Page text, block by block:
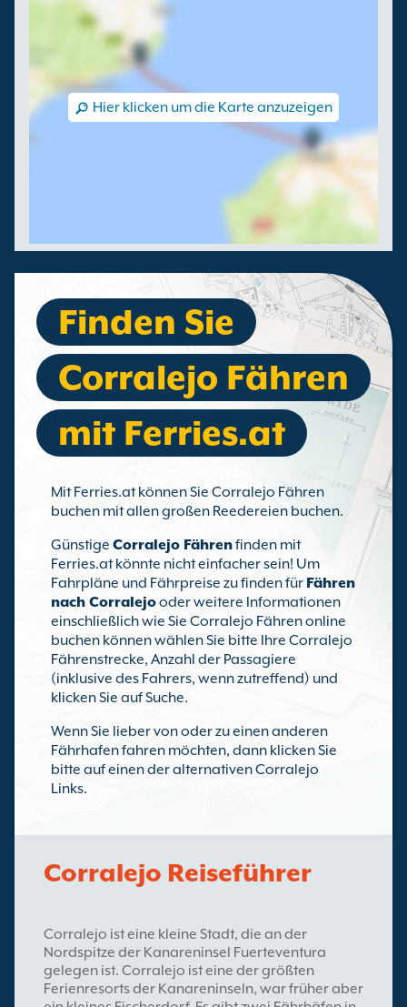
Hier klicken um die Karte anzuzeigen
Finden Sie
Corralejo Fähren
mit Ferries.at
Mit Ferries.at können Sie Corralejo Fähren
buchen mit allen großen Reedereien buchen.
Günstige Corralejo Fährenfinden mit
Ferries.at könnte nicht einfacher sein! Um
Fahrpläne und Fährpreise zu finden für Fähren
nach Corralejooder weitere Informationen
einschließlich wie Sie Corralejo Fähren online
buchen können wählen Sie bitte Ihre Corralejo
Fährenstrecke, Anzahl der Passagiere
(inklusive des Fahrers, wenn zutreffend) und
klicken Sie auf Suche.
Wenn Sie lieber von oder zu einen anderen
Fährhafen fahren möchten, dann klicken Sie
bitte auf einen der alternativen Corralejo
Links.
Corralejo Reiseführer
Corralejo ist eine kleine Stadt, die an der
Nordspitze der Kanareninsel Fuerteventura
gelegen ist. Corralejo ist eine der größten
Ferienresorts der Kanareninseln, war früher aber